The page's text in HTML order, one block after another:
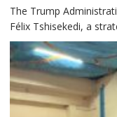
The Trump
Félix Tshisekedi, a